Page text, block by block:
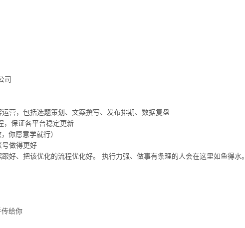
司
营，包括选题策划、文案撰写、发布排期、数据复盘
，保证各平台稳定更新
你愿意学就行）
号做得更好
好、把该优化的流程优化好。 执行力强、做事有条理的人会在这里如鱼得水。
传给你